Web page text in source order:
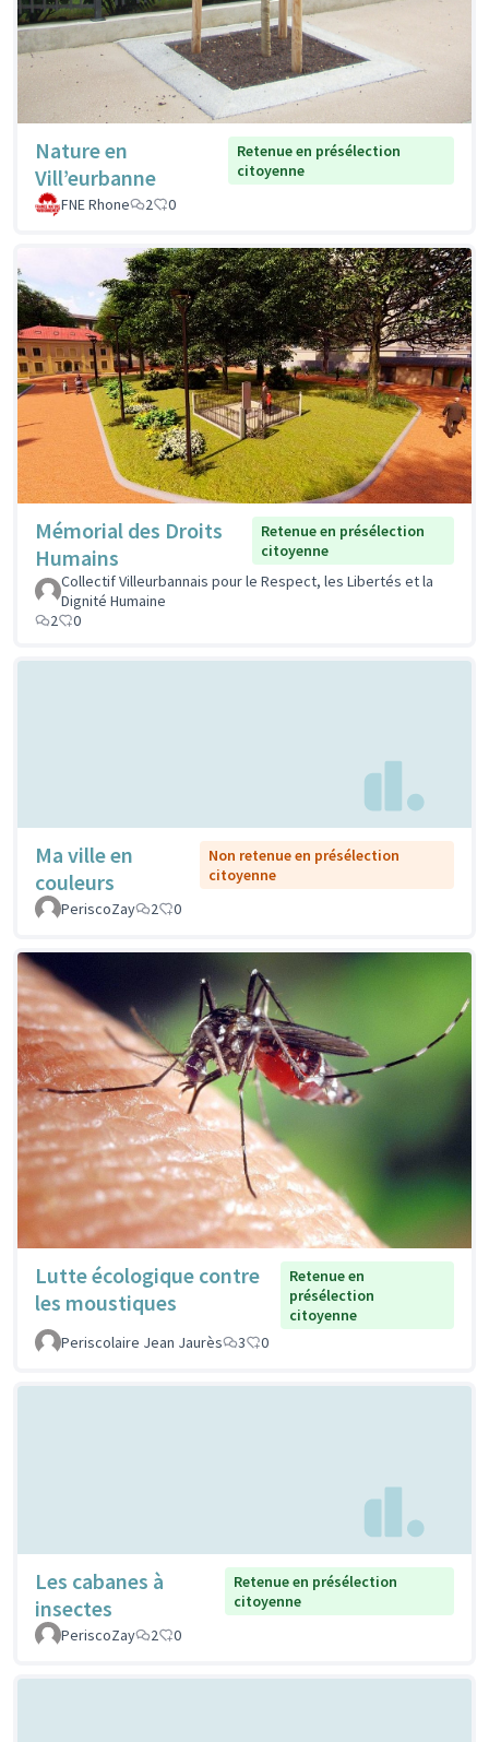
Nature en
Vill’eurbanne
Retenue en présélection
citoyenne
FNE Rhone
2 0
Mémorial des Droits
Humains
Retenue en présélection
citoyenne
Collectif Villeurbannais pour le Respect, les Libertés et la
Dignité Humaine
2
0
Ma ville en
couleurs
Non retenue en présélection
citoyenne
PeriscoZay
2 0
Lutte écologique contre
les moustiques
Retenue en
présélection
citoyenne
Periscolaire Jean Jaurès
3 0
Les cabanes à
insectes
Retenue en présélection
citoyenne
PeriscoZay
2 0